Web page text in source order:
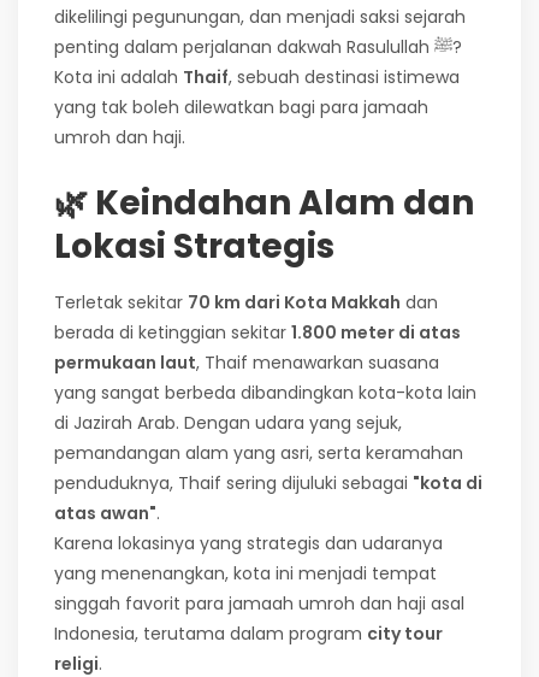
dikelilingi pegunungan, dan menjadi saksi sejarah
penting dalam perjalanan dakwah Rasulullah ﷺ?
Kota ini adalah Thaif, sebuah destinasi istimewa
yang tak boleh dilewatkan bagi para jamaah
umroh dan haji.
🌿 Keindahan Alam dan
Lokasi Strategis
Terletak sekitar 70 km dari Kota Makkah dan
berada di ketinggian sekitar 1.800 meter di atas
permukaan laut, Thaif menawarkan suasana
yang sangat berbeda dibandingkan kota-kota lain
di Jazirah Arab. Dengan udara yang sejuk,
pemandangan alam yang asri, serta keramahan
penduduknya, Thaif sering dijuluki sebagai "kota di
atas awan".
Karena lokasinya yang strategis dan udaranya
yang menenangkan, kota ini menjadi tempat
singgah favorit para jamaah umroh dan haji asal
Indonesia, terutama dalam program city tour
religi.